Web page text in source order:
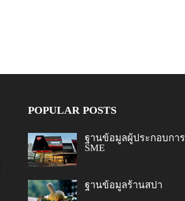
POPULAR POSTS
ฐานข้อมูลผู้ประกอบการ
SME
ฐานข้อมูลร้านสปา